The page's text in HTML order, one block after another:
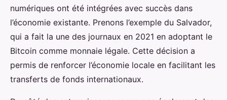
numériques ont été intégrées avec succès dans
l’économie existante. Prenons l’exemple du Salvador,
qui a fait la une des journaux en 2021 en adoptant le
Bitcoin comme monnaie légale. Cette décision a
permis de renforcer l’économie locale en facilitant les
transferts de fonds internationaux.